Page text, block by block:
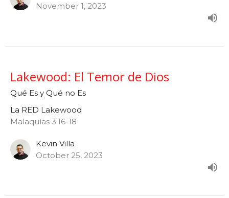
November 1, 2023
Lakewood: El Temor de Dios
Qué Es y Qué no Es
La RED Lakewood
Malaquías 3:16-18
Kevin Villa
October 25, 2023